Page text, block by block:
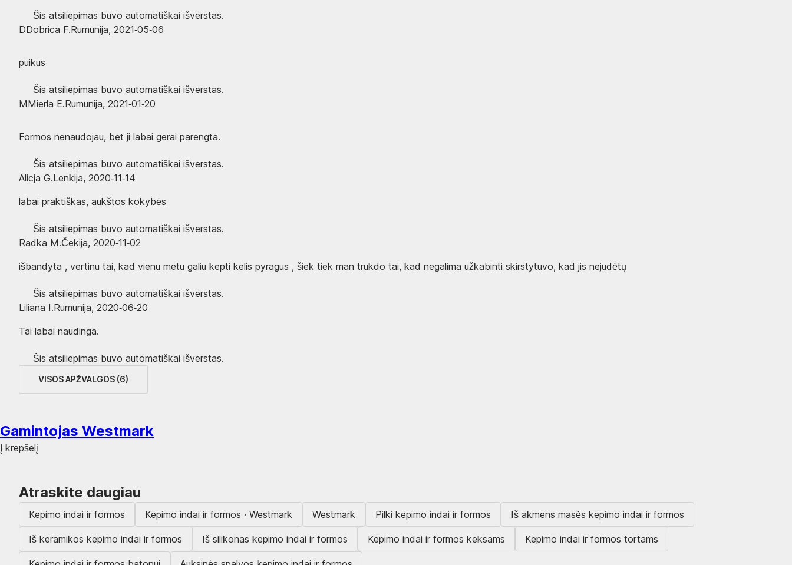
Šis atsiliepimas buvo automatiškai išverstas.
DDobrica F.Rumunija, 2021‑05‑06
puikus
Šis atsiliepimas buvo automatiškai išverstas.
MMierla E.Rumunija, 2021‑01‑20
Formos nenaudojau, bet ji labai gerai parengta.
Šis atsiliepimas buvo automatiškai išverstas.
Alicja G.Lenkija, 2020‑11‑14
labai praktiškas, aukštos kokybės
Šis atsiliepimas buvo automatiškai išverstas.
Radka M.Čekija, 2020‑11‑02
išbandyta , vertinu tai, kad vienu metu galiu kepti kelis pyragus , šiek tiek man trukdo tai, kad negalima užkabinti skirstytuvo, kad jis nejudėtų
Šis atsiliepimas buvo automatiškai išverstas.
Liliana I.Rumunija, 2020‑06‑20
Tai labai naudinga.
Šis atsiliepimas buvo automatiškai išverstas.
VISOS APŽVALGOS (6)
Gamintojas Westmark
Į krepšelį
Atraskite daugiau
Kepimo indai ir formos Kepimo indai ir formos · Westmark Westmark Pilki kepimo indai ir formos Iš akmens masės kepimo indai ir formos
Iš keramikos kepimo indai ir formos Iš silikonas kepimo indai ir formos Kepimo indai ir formos keksams Kepimo indai ir formos tortams